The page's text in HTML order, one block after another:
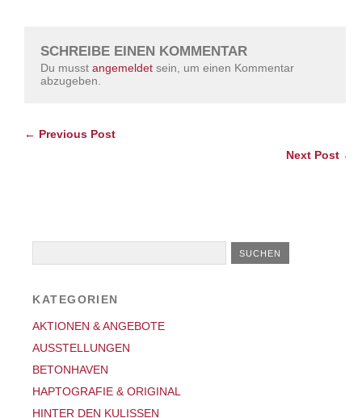
SCHREIBE EINEN KOMMENTAR
Du musstangemeldet sein, um einen Kommentar
abzugeben.
← Previous Post
Next Post →
KATEGORIEN
AKTIONEN & ANGEBOTE
AUSSTELLUNGEN
BETONHAVEN
HAPTOGRAFIE & ORIGINAL
HINTER DEN KULISSEN